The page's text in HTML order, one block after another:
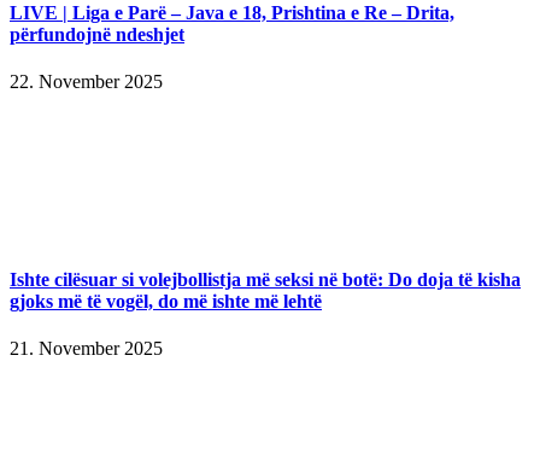
LIVE | Liga e Parë – Java e 18, Prishtina e Re – Drita,
përfundojnë ndeshjet
22. November 2025
Ishte cilësuar si volejbollistja më seksi në botë: Do doja të kisha
gjoks më të vogël, do më ishte më lehtë
21. November 2025